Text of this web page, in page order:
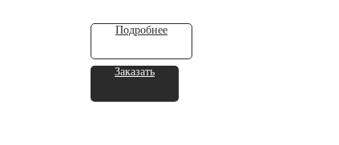
Подробнее
Заказать